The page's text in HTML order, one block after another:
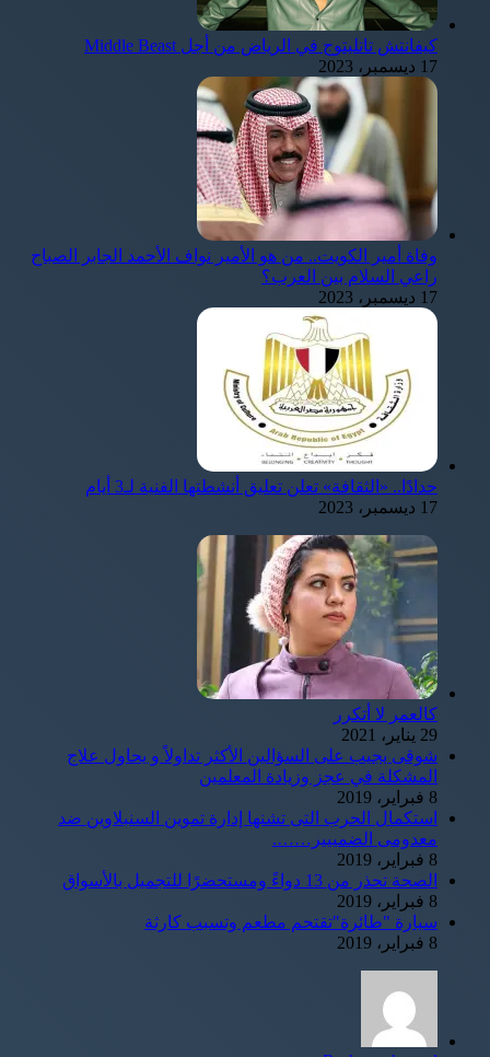
كيفانتش تاتليتوج في الرياض من أجل Middle Beast
17 ديسمبر، 2023
وفاة أمير الكويت.. من هو الأمير نواف الأحمد الجابر الصباح
راعي السلام بين العرب؟
17 ديسمبر، 2023
حدادًا.. «الثقافة» تعلن تعليق أنشطتها الفنية لـ3 أيام
17 ديسمبر، 2023
كالعمر لا أتكرر
29 يناير، 2021
شوقى يجيب على السؤالين الأكثر تداولاً و يحاول علاج
المشكلة في عجز وزيادة المعلمين
8 فبراير، 2019
استكمال الحرب التى تشنها إدارة تموين السنبلاوين ضد
معدومى الضمييير…….
8 فبراير، 2019
الصحة تحذر من 13 دواءً ومستحضرًا للتجميل بالأسواق
8 فبراير، 2019
سيارة "طائرة"تقتحم مطعم وتسبب كارثة
8 فبراير، 2019